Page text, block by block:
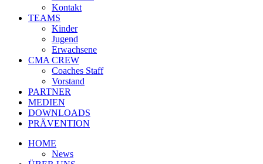
Kontakt
TEAMS
Kinder
Jugend
Erwachsene
CMA CREW
Coaches Staff
Vorstand
PARTNER
MEDIEN
DOWNLOADS
PRÄVENTION
HOME
News